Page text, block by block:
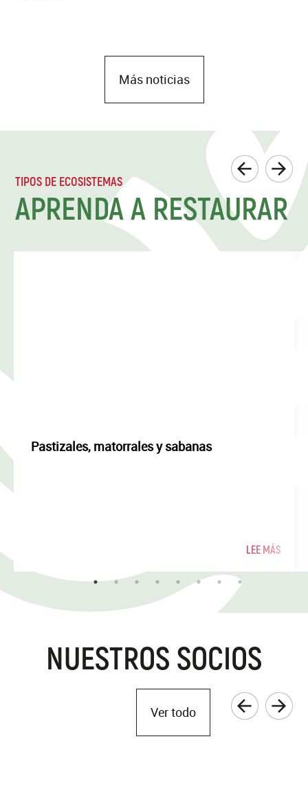
Más noticias
TIPOS DE ECOSISTEMAS
APRENDA A RESTAURAR
Pastizales, matorrales y sabanas
LEE MÁS
NUESTROS SOCIOS
Ver todo